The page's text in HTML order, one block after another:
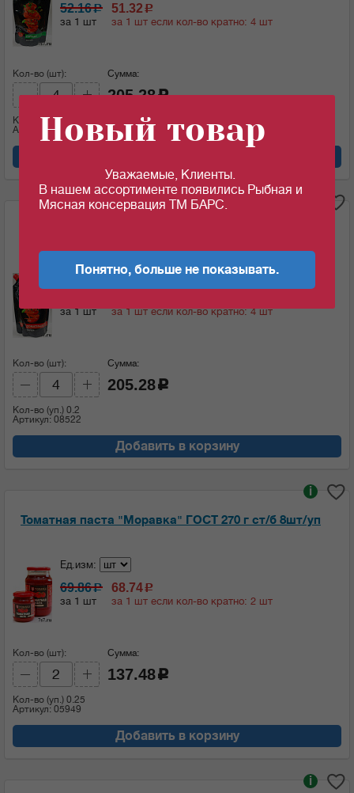
52.16c
за 1 шт
51.32 c
за 1 шт если кол-во кратно: 4 шт
Кол-во (шт):
Кол-во (уп.)
Артикул: 08521
Сумма:
205.28c
➤ Рекомендуем!
Ед.изм:
за 1 шт за 1 шт если кол-во кратно: 4 шт
Кол-во (шт):
Кол-во (уп.) 0.2
Артикул: 08522
Сумма:
205.28 c
Добавить в корзину
Томатная паста "Моравка" ГОСТ 270 г ст/б 8шт/уп
i
Ед.изм:
69.86c
за 1 шт
68.74c
за 1 шт если кол-во кратно: 2 шт
Кол-во (шт):
Кол-во (уп.) 0.25
Артикул: 05949
Сумма:
137.48 c
Добавить в корзину
i
Новый товар
Уважаемые, Клиенты.
В нашем ассортименте появились Рыбная и
Мясная консервация ТМ БАРС.
Понятно, больше не показывать.